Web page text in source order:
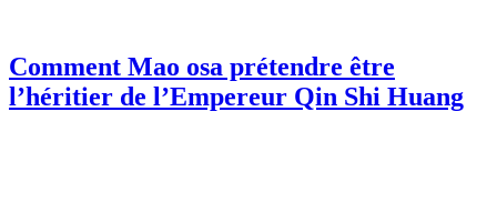
Comment Mao osa prétendre être
l’héritier de l’Empereur Qin Shi Huang